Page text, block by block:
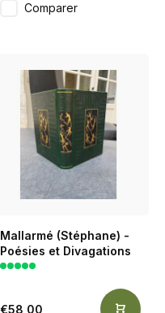
Comparer
Mallarmé (Stéphane) -
Poésies et Divagations
€58,00